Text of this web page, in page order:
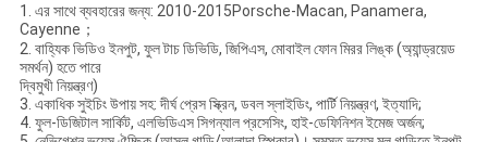
1. এর সাথে ব্যবহারের জন্য: 2010-2015Porsche-Macan, Panamera,
Cayenne；
2. বাহ্যিক ভিডিও ইনপুট, ফুল টাচ ডিভিডি, জিপিএস, মোবাইল ফোন মিরর লিঙ্ক (অ্যান্ড্রয়েড
সমর্থন) হতে পারে
দ্বিমুখী নিয়ন্ত্রণ)
3. একাধিক সুইচিং উপায় সহ: দীর্ঘ প্রেস স্ক্রিন, ডবল স্লাইডিং, পার্টি নিয়ন্ত্রণ, ইত্যাদি;
4. ফুল-ডিজিটাল সার্কিট, এলভিডিএস সিগন্যাল প্রসেসিং, হাই-ডেফিনিশন ইমেজ অর্জন;